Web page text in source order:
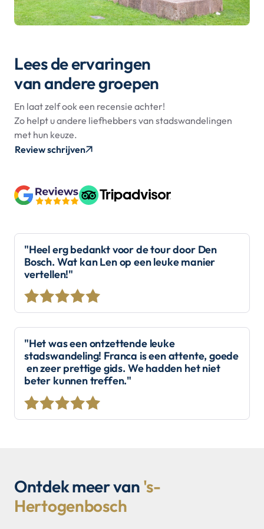
Lees de ervaringen
van andere groepen
En laat zelf ook een recensie achter!
Zo helpt u andere liefhebbers van stadswandelingen
met hun keuze.
Review schrijven
"Heel erg bedankt voor de tour door Den
Bosch. Wat kan Len op een leuke manier
vertellen!"
"Het was een ontzettende leuke
stadswandeling! Franca is een attente, goede
en zeer prettige gids. We hadden het niet
beter kunnen treffen."
Ontdek meer van 's-
Hertogenbosch